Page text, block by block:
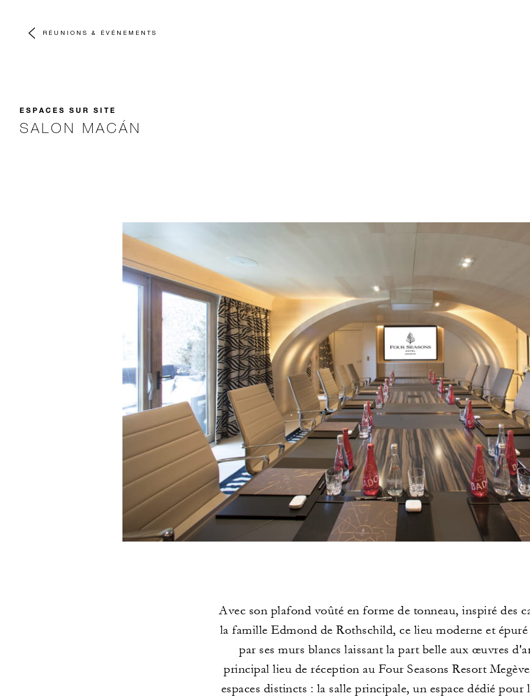
RÉUNIONS & ÉVÉNEMENTS
ESPACES SUR SITE
SALON MACÁN
Avec son plafond voûté en forme de tonneau, inspiré des
la famille Edmond de Rothschild, ce lieu moderne et
par ses murs blancs laissant la part belle aux œuvres
principal lieu de réception au Four Seasons Resort
espaces distincts : la salle principale, un espace dédié pour